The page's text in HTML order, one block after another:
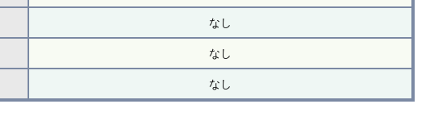
なし
なし
なし